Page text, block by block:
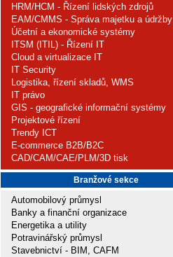
HRM/HCM - Řízení lidských zdrojů
EAM/CMMS - Správa majetku a údržby
Účetní a ekonomické systémy
ITSM (ITIL) - Řízení IT
Cloud a virtualizace IT
IT Security
Logistika, řízení skladů, WMS
IT právo
GIS - geografické informační systémy
Projektové řízení
Trendy ICT
E-commerce B2B/B2C
CAD/CAM/CAE/PLM/3D tisk
Branžové sekce
Automobilový průmysl
Banky a finanční organizace
Energetika a utility
Potravinářský průmysl
Stavebnictví - BIM, CAFM